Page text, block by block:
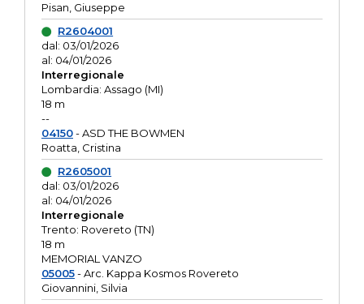
Pisan, Giuseppe
R2604001
dal: 03/01/2026
al: 04/01/2026
Interregionale
Lombardia: Assago (MI)
18 m
--
04150- ASD THE BOWMEN
Roatta, Cristina
R2605001
dal: 03/01/2026
al: 04/01/2026
Interregionale
Trento: Rovereto (TN)
18 m
MEMORIAL VANZO
05005- Arc. Kappa Kosmos Rovereto
Giovannini, Silvia